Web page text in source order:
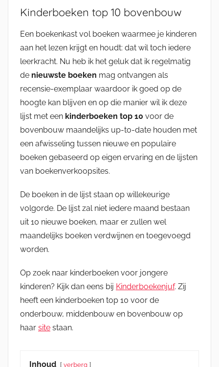
Kinderboeken top 10 bovenbouw
Een boekenkast vol boeken waarmee je kinderen
aan het lezen krijgt en houdt: dat wil toch iedere
leerkracht. Nu heb ik het geluk dat ik regelmatig
de nieuwste boeken mag ontvangen als
recensie-exemplaar waardoor ik goed op de
hoogte kan blijven en op die manier wil ik deze
lijst met een kinderboeken top 10 voor de
bovenbouw maandelijks up-to-date houden met
een afwisseling tussen nieuwe en populaire
boeken gebaseerd op eigen ervaring en de lijsten
van boekenverkoopsites.
De boeken in de lijst staan op willekeurige
volgorde. De lijst zal niet iedere maand bestaan
uit 10 nieuwe boeken, maar er zullen wel
maandelijks boeken verdwijnen en toegevoegd
worden.
Op zoek naar kinderboeken voor jongere
kinderen? Kijk dan eens bij Kinderboekenjuf. Zij
heeft een kinderboeken top 10 voor de
onderbouw, middenbouw en bovenbouw op
haar site staan.
Inhoud verberg